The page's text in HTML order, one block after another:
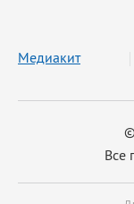
Все
Медиакит